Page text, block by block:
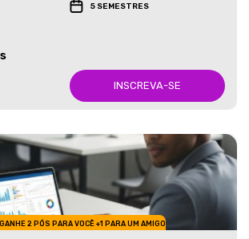
5 SEMESTRES
INSCREVA-SE
GANHE 2 PÓS PARA VOCÊ +1 PARA UM AMIGO